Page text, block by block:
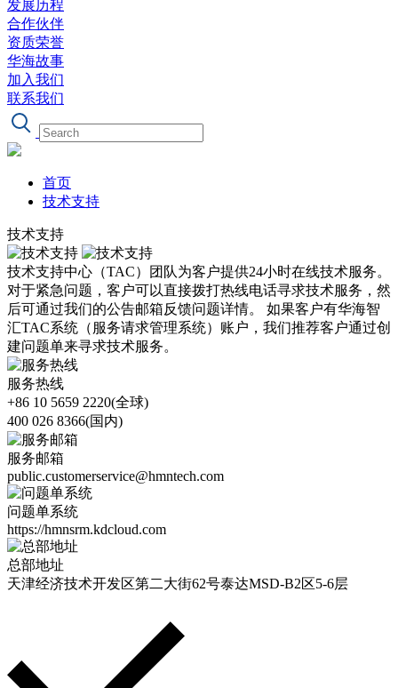
发展历程
合作伙伴
资质荣誉
华海故事
加入我们
联系我们
首页
技术支持
技术支持
技术支持中心（TAC）团队为客户提供24小时在线技术服务。
对于紧急问题，客户可以直接拨打热线电话寻求技术服务，然
后可通过我们的公告邮箱反馈问题详情。 如果客户有华海智
汇TAC系统（服务请求管理系统）账户，我们推荐客户通过创
建问题单来寻求技术服务。
服务热线
+86 10 5659 2220(全球)
400 026 8366(国内)
服务邮箱
public.customerservice@hmntech.com
问题单系统
https://hmnsrm.kdcloud.com
总部地址
天津经济技术开发区第二大街62号泰达MSD-B2区5-6层